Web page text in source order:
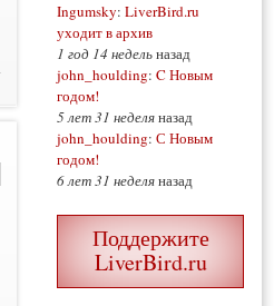
Ingumsky: LiverBird.ru
уходит в архив
1 год 14 недельназад
john_houlding: C Новым
годом!
5 лет 31 неделяназад
john_houlding: С Новым
годом!
6 лет 31 неделяназад
Поддержите
LiverBird.ru